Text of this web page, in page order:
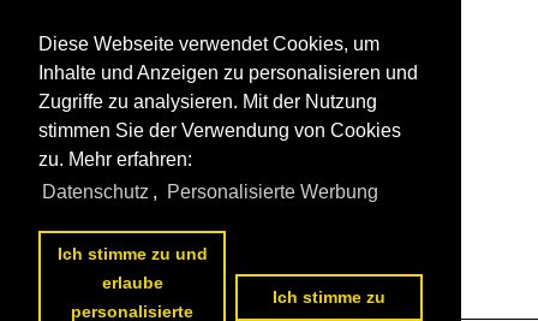
Diese Webseite verwendet Cookies, um
Inhalte und Anzeigen zu personalisieren und
Zugriffe zu analysieren. Mit der Nutzung
stimmen Sie der Verwendung von Cookies
zu. Mehr erfahren:
Datenschutz , Personalisierte Werbung
Ich stimme zu und
erlaube
personalisierte
Ich stimme zu